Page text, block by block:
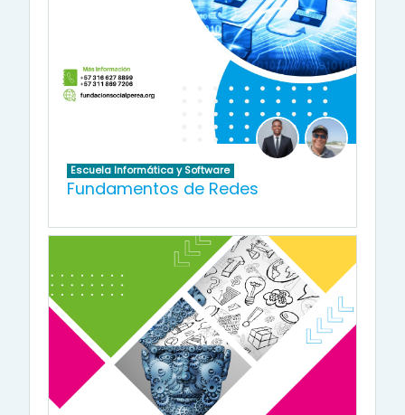
Escuela Informática y Software
Fundamentos de Redes